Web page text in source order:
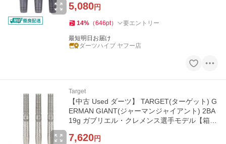
5,080円
14% （646pt） 要エントリー
最短明日お届け
ダーツハイブ ヤフー店
Target
【中古 Used ダーツ】 TARGET(ターゲット) G
ERMAN GIANT(ジャーマンジャイアント) 2BA
19g ガブリエル・クレメンス選手モデル【箱あ
7,620円